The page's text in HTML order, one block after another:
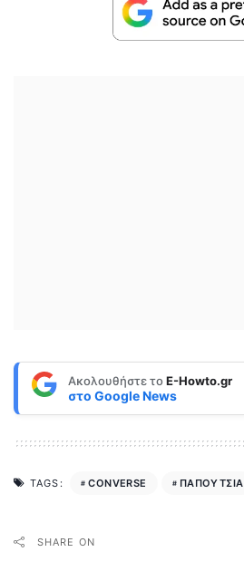
Ακολουθήστε τοE-Howto.gr
στο Google News
TAGS: CONVERSE ΠΑΠΟΥΤΣΙΑ
SHARE ON